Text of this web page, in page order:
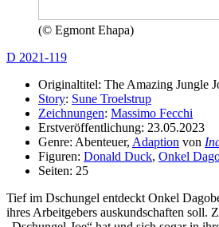
(© Egmont Ehapa)
D 2021-119
Originaltitel: The Amazing Jungle
Story: Sune Troelstrup
Zeichnungen: Massimo Fecchi
Erstveröffentlichung: 23.05.2023
Genre: Abenteuer, Adaption von
Figuren: Donald Duck, Onkel
Seiten: 25
Tief im Dschungel entdeckt Onkel
ihres Arbeitgebers auskundschaften soll.